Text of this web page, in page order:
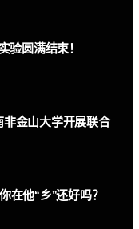
验圆满结束！
非金山大学开展联合
在他“乡”还好吗？